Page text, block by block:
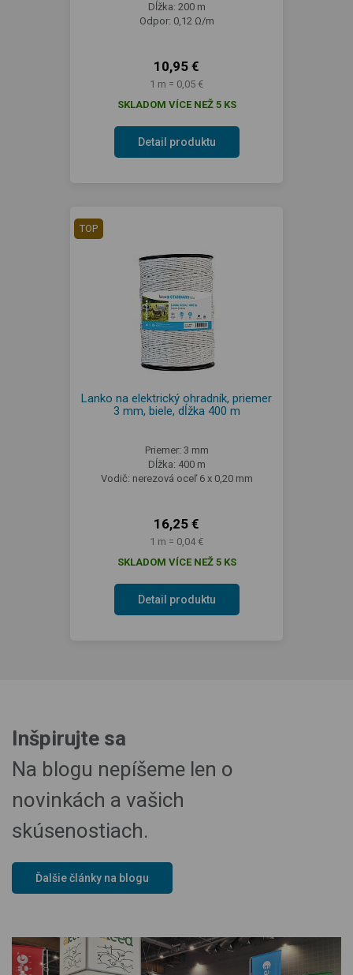
Dĺžka: 200 m
Odpor: 0,12 Ω/m
10,95 €
1 m = 0,05 €
SKLADOM VÍCE NEŽ 5 KS
Detail produktu
TOP
Lanko na elektrický ohradník, priemer
3 mm, biele, dĺžka 400 m
Priemer: 3 mm
Dĺžka: 400 m
Vodič: nerezová oceľ 6 x 0,20 mm
16,25 €
1 m = 0,04 €
SKLADOM VÍCE NEŽ 5 KS
Detail produktu
Inšpirujte sa
Na blogu nepíšeme len o
novinkách a vašich
skúsenostiach.
Ďalšie články na blogu